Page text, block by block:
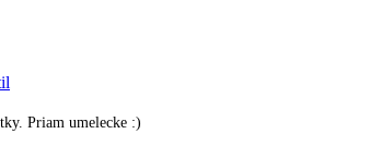
Priam umelecke :)